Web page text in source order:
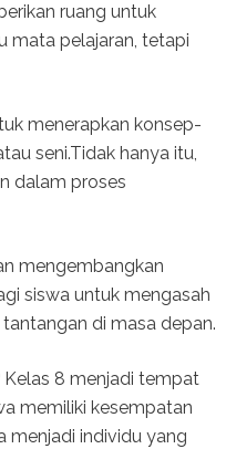
ruang untuk
mata pelajaran, tetapi
menerapkan konsep-
seni.Tidak hanya itu,
dalam proses
mengembangkan
siswa untuk mengasah
di masa depan.
Kelas 8 menjadi tempat
memiliki kesempatan
menjadi individu yang